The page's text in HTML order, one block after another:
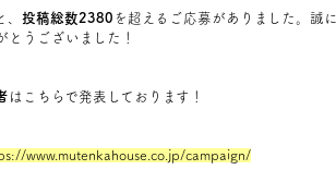
、 投稿総数2380 を超えるご応募がありました。誠に
とうございました！
はこちらで発表しております！
www.mutenkahouse.co.jp/campaign/